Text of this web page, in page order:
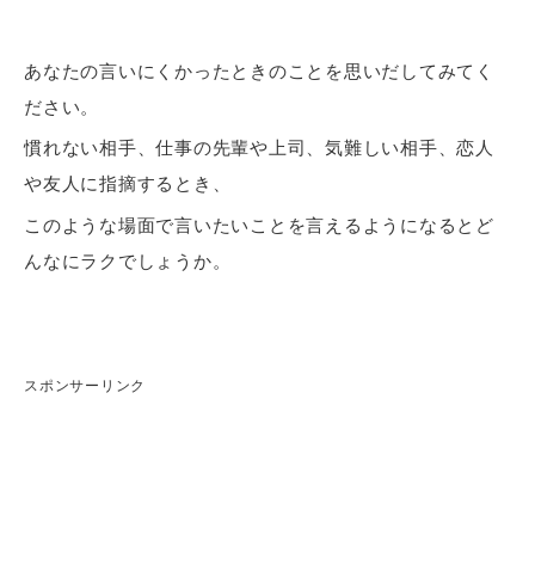
あなたの言いにくかったときのことを思いだしてみてく
ださい。
慣れない相手、仕事の先輩や上司、気難しい相手、恋人
や友人に指摘するとき、
このような場面で言いたいことを言えるようになるとど
んなにラクでしょうか。
スポンサーリンク